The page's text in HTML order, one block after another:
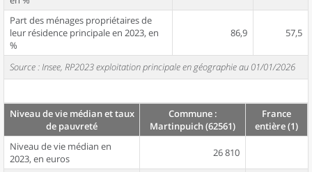
Part des ménages propriétaires de
leur résidence principale en 2023, en
%
86,9 57,5
Source : Insee, RP2023 exploitation principale en géographie au 01/01/2026
Niveau de vie médian et taux
de pauvreté
Commune :
Martinpuich (62561)
France
entière (1)
Niveau de vie médian en
2023, en euros
26 810